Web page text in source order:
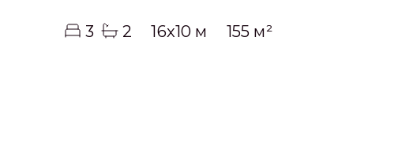
3 2 16x10 м 155 м²